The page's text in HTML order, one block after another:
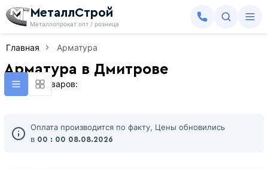
МеталлСтрой
Металлопрокат опт / розница
Главная Арматура
Арматура в Дмитрове
Найдено товаров:
Оплата производится по факту, Цены обновились
в 00 : 00 08.08.2026